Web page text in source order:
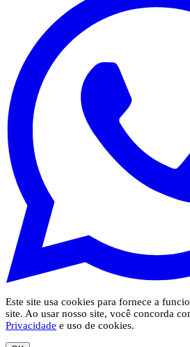
Este site usa cookies para fornece a
site. Ao usar nosso site, você concorda
Privacidade e uso de cookies.